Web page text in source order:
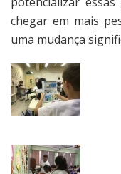
chegar em mais
uma mudança